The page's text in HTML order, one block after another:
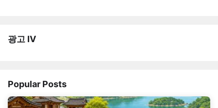
광고 IV
Popular Posts